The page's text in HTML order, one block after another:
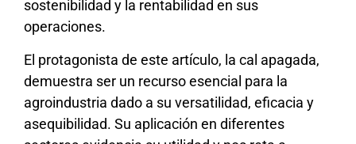
sostenibilidad y la rentabilidad en sus
operaciones.
El protagonista de este artículo, la cal apagada,
demuestra ser un recurso esencial para la
agroindustria dado a su versatilidad, eficacia y
asequibilidad. Su aplicación en diferentes